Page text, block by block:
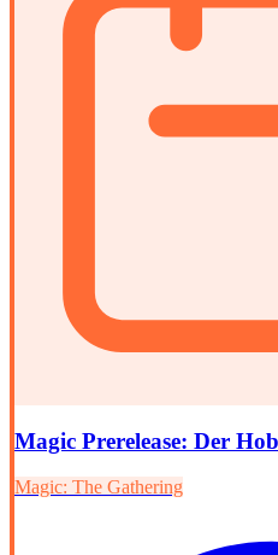
Magic Prerelease: Der
Magic: The Gathering